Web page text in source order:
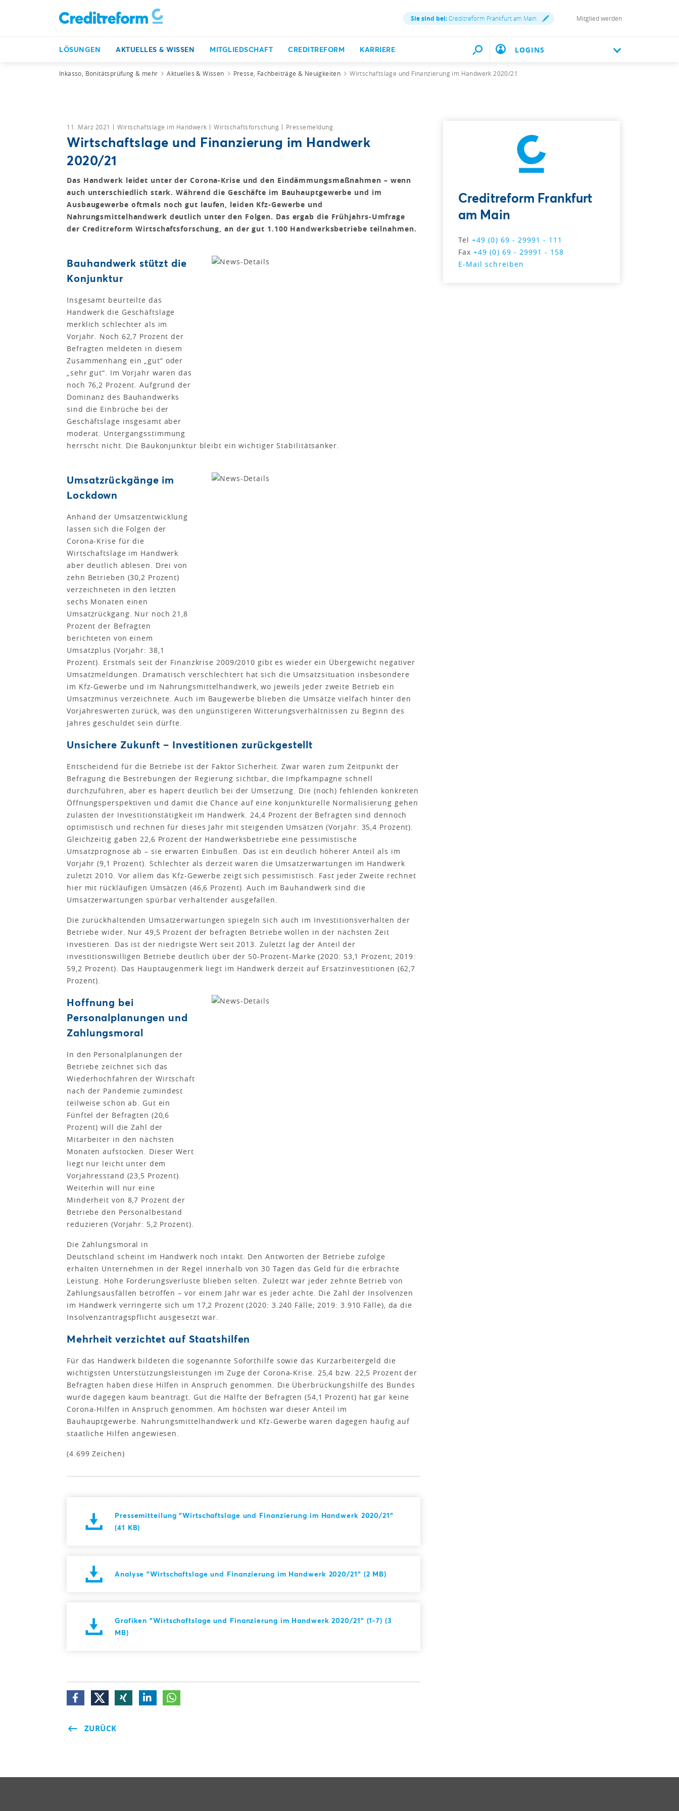
Sie sind bei:Creditreform Frankfurt am Main Mitglied werden
LÖSUNGEN AKTUELLES & WISSEN MITGLIEDSCHAFT CREDITREFORM KARRIERE LOGINS
Inkasso, Bonitätsprüfung & mehr Aktuelles & Wissen Presse, Fachbeiträge & Neuigkeiten Wirtschaftslage und Finanzierung im Handwerk 2020/21
11. März 2021 Wirtschaftslage im Handwerk Wirtschaftsforschung Pressemeldung
Wirtschaftslage und Finanzierung im Handwerk
2020/21
Das Handwerk leidet unter der Corona-Krise und den Eindämmungsmaßnahmen – wenn
auch unterschiedlich stark. Während die Geschäfte im Bauhauptgewerbe und im
Ausbaugewerbe oftmals noch gut laufen, leiden Kfz-Gewerbe und
Nahrungsmittelhandwerk deutlich unter den Folgen. Das ergab die Frühjahrs-Umfrage
der Creditreform Wirtschaftsforschung, an der gut 1.100 Handwerksbetriebe teilnahmen.
Bauhandwerk stützt die
Konjunktur
Insgesamt beurteilte das
Handwerk die Geschäftslage
merklich schlechter als im
Vorjahr. Noch 62,7 Prozent der
Befragten meldeten in diesem
Zusammenhang ein „gut“ oder
„sehr gut“. Im Vorjahr waren das
noch 76,2 Prozent. Aufgrund der
Dominanz des Bauhandwerks
sind die Einbrüche bei der
Geschäftslage insgesamt aber
moderat. Untergangsstimmung
herrscht nicht. Die Baukonjunktur bleibt ein wichtiger Stabilitätsanker.
Umsatzrückgänge im
Lockdown
Anhand der Umsatzentwicklung
lassen sich die Folgen der
Corona-Krise für die
Wirtschaftslage im Handwerk
aber deutlich ablesen. Drei von
zehn Betrieben (30,2 Prozent)
verzeichneten in den letzten
sechs Monaten einen
Umsatzrückgang. Nur noch 21,8
Prozent der Befragten
berichteten von einem
Umsatzplus (Vorjahr: 38,1
Prozent). Erstmals seit der Finanzkrise 2009/2010 gibt es wieder ein Übergewicht negativer
Umsatzmeldungen. Dramatisch verschlechtert hat sich die Umsatzsituation insbesondere
im Kfz-Gewerbe und im Nahrungsmittelhandwerk, wo jeweils jeder zweite Betrieb ein
Umsatzminus verzeichnete. Auch im Baugewerbe blieben die Umsätze vielfach hinter den
Vorjahreswerten zurück, was den ungünstigeren Witterungsverhältnissen zu Beginn des
Jahres geschuldet sein dürfte.
Unsichere Zukunft – Investitionen zurückgestellt
Entscheidend für die Betriebe ist der Faktor Sicherheit. Zwar waren zum Zeitpunkt der
Befragung die Bestrebungen der Regierung sichtbar, die Impfkampagne schnell
durchzuführen, aber es hapert deutlich bei der Umsetzung. Die (noch) fehlenden konkreten
Öffnungsperspektiven und damit die Chance auf eine konjunkturelle Normalisierung gehen
zulasten der Investitionstätigkeit im Handwerk. 24,4 Prozent der Befragten sind dennoch
optimistisch und rechnen für dieses Jahr mit steigenden Umsätzen (Vorjahr: 35,4 Prozent).
Gleichzeitig gaben 22,6 Prozent der Handwerksbetriebe eine pessimistische
Umsatzprognose ab – sie erwarten Einbußen. Das ist ein deutlich höherer Anteil als im
Vorjahr (9,1 Prozent). Schlechter als derzeit waren die Umsatzerwartungen im Handwerk
zuletzt 2010. Vor allem das Kfz-Gewerbe zeigt sich pessimistisch. Fast jeder Zweite rechnet
hier mit rückläufigen Umsätzen (46,6 Prozent). Auch im Bauhandwerk sind die
Umsatzerwartungen spürbar verhaltender ausgefallen.
Die zurückhaltenden Umsatzerwartungen spiegeln sich auch im Investitionsverhalten der
Betriebe wider. Nur 49,5 Prozent der befragten Betriebe wollen in der nächsten Zeit
investieren. Das ist der niedrigste Wert seit 2013. Zuletzt lag der Anteil der
investitionswilligen Betriebe deutlich über der 50-Prozent-Marke (2020: 53,1 Prozent; 2019:
59,2 Prozent). Das Hauptaugenmerk liegt im Handwerk derzeit auf Ersatzinvestitionen (62,7
Prozent).
Hoffnung bei
Personalplanungen und
Zahlungsmoral
In den Personalplanungen der
Betriebe zeichnet sich das
Wiederhochfahren der Wirtschaft
nach der Pandemie zumindest
teilweise schon ab. Gut ein
Fünftel der Befragten (20,6
Prozent) will die Zahl der
Mitarbeiter in den nächsten
Monaten aufstocken. Dieser Wert
liegt nur leicht unter dem
Vorjahresstand (23,5 Prozent).
Weiterhin will nur eine
Minderheit von 8,7 Prozent der
Betriebe den Personalbestand
reduzieren (Vorjahr: 5,2 Prozent).
Die Zahlungsmoral in
Deutschland scheint im Handwerk noch intakt. Den Antworten der Betriebe zufolge
erhalten Unternehmen in der Regel innerhalb von 30 Tagen das Geld für die erbrachte
Leistung. Hohe Forderungsverluste blieben selten. Zuletzt war jeder zehnte Betrieb von
Zahlungsausfällen betroffen – vor einem Jahr war es jeder achte. Die Zahl der Insolvenzen
im Handwerk verringerte sich um 17,2 Prozent (2020: 3.240 Fälle; 2019: 3.910 Fälle), da die
Insolvenzantragspflicht ausgesetzt war.
Mehrheit verzichtet auf Staatshilfen
Für das Handwerk bildeten die sogenannte Soforthilfe sowie das Kurzarbeitergeld die
wichtigsten Unterstützungsleistungen im Zuge der Corona-Krise. 25,4 bzw. 22,5 Prozent der
Befragten haben diese Hilfen in Anspruch genommen. Die Überbrückungshilfe des Bundes
wurde dagegen kaum beantragt. Gut die Hälfte der Befragten (54,1 Prozent) hat gar keine
Corona-Hilfen in Anspruch genommen. Am höchsten war dieser Anteil im
Bauhauptgewerbe. Nahrungsmittelhandwerk und Kfz-Gewerbe waren dagegen häufig auf
staatliche Hilfen angewiesen.
(4.699 Zeichen)
Pressemitteilung "Wirtschaftslage und Finanzierung im Handwerk 2020/21"
(41 KB)
Analyse "Wirtschaftslage und Finanzierung im Handwerk 2020/21" (2 MB)
Grafiken "Wirtschaftslage und Finanzierung im Handwerk 2020/21" (1-7) (3
MB)
ZURÜCK
Creditreform Frankfurt
am Main
Tel+49 (0) 69 - 29991 - 111
Fax+49 (0) 69 - 29991 - 158
E-Mail schreiben